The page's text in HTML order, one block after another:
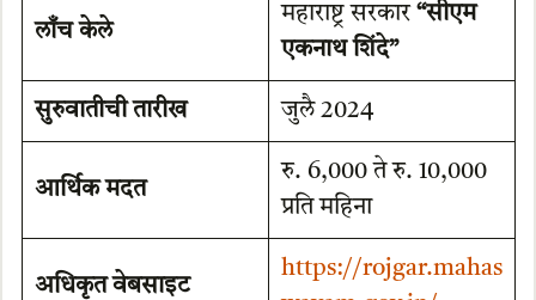
लाँच केले
महाराष्ट्र सरकार “सीएम
एकनाथ शिंदे”
सुरुवातीची तारीख जुलै 2024
आर्थिक मदत
रु. 6,000 ते रु. 10,000
प्रति महिना
अधिकृत वेबसाइट
https://rojgar.mahas